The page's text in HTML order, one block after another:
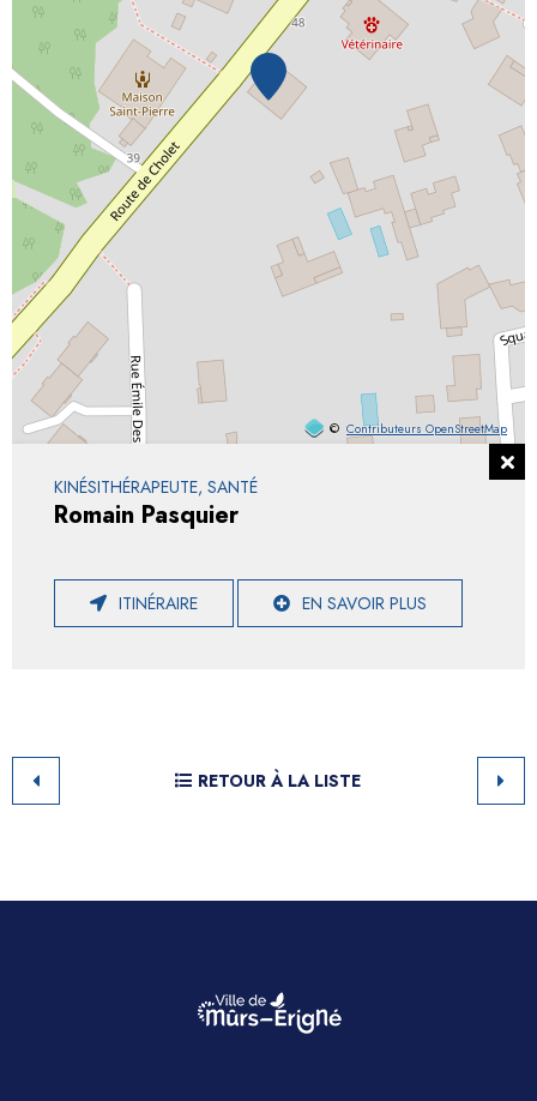
© Contributeurs OpenStreetMap
KINÉSITHÉRAPEUTE, SANTÉ
Romain Pasquier
ITINÉRAIRE EN SAVOIR PLUS
RETOUR À LA LISTE